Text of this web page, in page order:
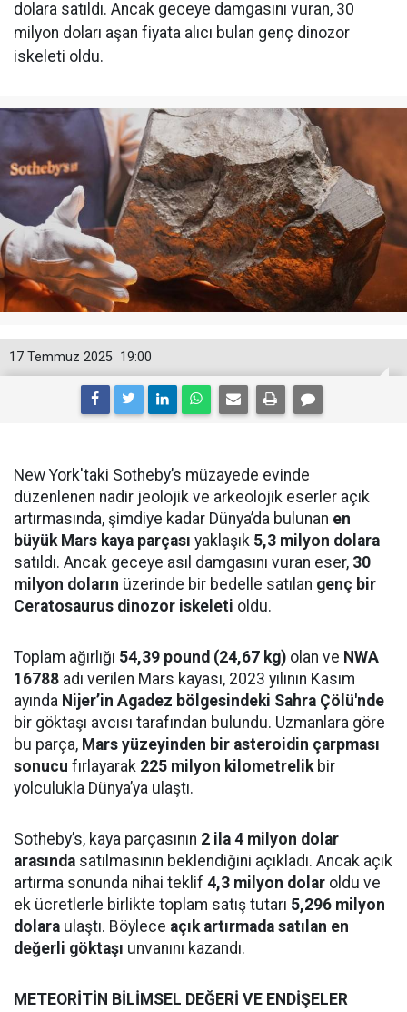
dolara satıldı. Ancak geceye damgasını vuran, 30
milyon doları aşan fiyata alıcı bulan genç dinozor
iskeleti oldu.
19:00
17 Temmuz 2025
New York'taki Sotheby’s müzayede evinde
düzenlenen nadir jeolojik ve arkeolojik eserler açık
artırmasında, şimdiye kadar Dünya’da bulunan en
büyük Mars kaya parçası yaklaşık 5,3 milyon dolara
satıldı. Ancak geceye asıl damgasını vuran eser, 30
milyon doların üzerinde bir bedelle satılan genç bir
Ceratosaurus dinozor iskeleti oldu.
Toplam ağırlığı 54,39 pound (24,67 kg) olan ve NWA
16788 adı verilen Mars kayası, 2023 yılının Kasım
ayında Nijer’in Agadez bölgesindeki Sahra Çölü'nde
bir göktaşı avcısı tarafından bulundu. Uzmanlara göre
bu parça, Mars yüzeyinden bir asteroidin çarpması
sonucu fırlayarak 225 milyon kilometrelikbir
yolculukla Dünya’ya ulaştı.
Sotheby’s, kaya parçasının 2 ila 4 milyon dolar
arasında satılmasının beklendiğini açıkladı. Ancak açık
artırma sonunda nihai teklif 4,3 milyon dolar oldu ve
ek ücretlerle birlikte toplam satış tutarı 5,296 milyon
dolara ulaştı. Böylece açık artırmada satılan en
değerli göktaşı unvanını kazandı.
METEORİTİN BİLİMSEL DEĞERİ VE ENDİŞELER